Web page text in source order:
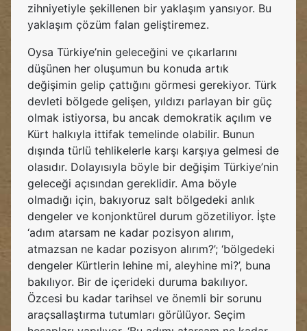
zihniyetiyle şekillenen bir yaklaşım yansıyor. Bu
yaklaşım çözüm falan geliştiremez.
Oysa Türkiye’nin geleceğini ve çıkarlarını
düşünen her oluşumun bu konuda artık
değişimin gelip çattığını görmesi gerekiyor. Türk
devleti bölgede gelişen, yıldızı parlayan bir güç
olmak istiyorsa, bu ancak demokratik açılım ve
Kürt halkıyla ittifak temelinde olabilir. Bunun
dışında türlü tehlikelerle karşı karşıya gelmesi de
olasıdır. Dolayısıyla böyle bir değişim Türkiye’nin
geleceği açısından gereklidir. Ama böyle
olmadığı için, bakıyoruz salt bölgedeki anlık
dengeler ve konjonktürel durum gözetiliyor. İşte
‘adım atarsam ne kadar pozisyon alırım,
atmazsan ne kadar pozisyon alırım?’; ‘bölgedeki
dengeler Kürtlerin lehine mi, aleyhine mi?’, buna
bakılıyor. Bir de içerideki duruma bakılıyor.
Özcesi bu kadar tarihsel ve önemli bir sorunu
araçsallaştırma tutumları görülüyor. Seçim